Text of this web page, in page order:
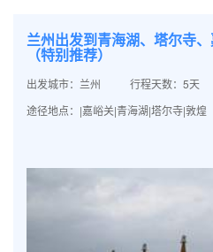
兰州出发到青海湖、塔尔寺
（特别推荐）
出发城市：兰州 行程天数：5天
途径地点：|嘉峪关|青海湖|塔尔寺|敦煌